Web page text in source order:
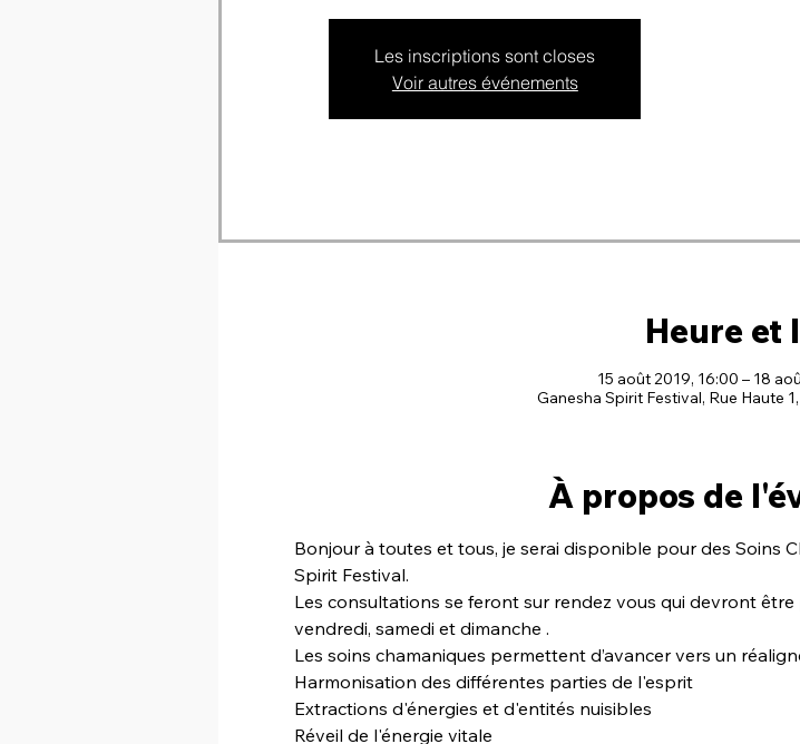
Les inscriptions sont closes
Voir autres événements
Heure et
15 août 2019, 16:00 – 18
Ganesha Spirit Festival, Rue Haute
À propos de
Bonjour à toutes et tous, je serai disponible pour des Soins
Les consultations se feront sur rendez vous qui devront
vendredi, samedi et dimanche .